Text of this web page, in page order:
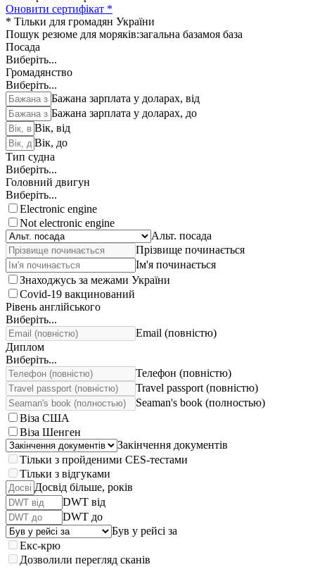
Оновити сертифікат *
* Тільки для громадян України
Пошук резюме для моряків:загальна базамоя база
Посада
Виберіть...
Громадянство
Виберіть...
Бажана зарплата у доларах, від
Бажана зарплата у доларах, до
Вік, від
Вік, до
Тип судна
Виберіть...
Головний двигун
Виберіть...
Electronic engine
Not electronic engine
Альт. посада
Прізвище починається
Ім'я починається
Знаходжусь за межами України
Covid-19 вакцинований
Рівень англійського
Виберіть...
Email (повністю)
Диплом
Виберіть...
Телефон (повністю)
Travel passport (повністю)
Seaman's book (полностью)
Віза США
Віза Шенген
Закінчення документів
Тільки з пройденими CES-тестами
Тільки з відгуками
Досвід більше, років
DWT від
DWT до
Був у рейсі за
Екс-крю
Дозволили перегляд сканів